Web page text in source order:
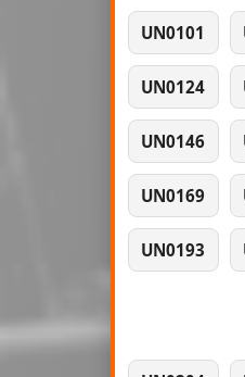
UN0101
UN0124
UN0146
UN0169
UN0193